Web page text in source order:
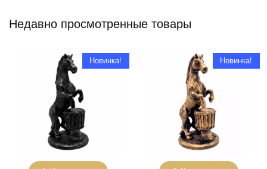
Недавно просмотренные товары
Новинка! Новинка!